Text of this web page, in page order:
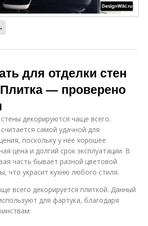
для отделки стен
— проверено
декорируются чаще всего.
самой удачной для
поскольку у нее хорошее
цена и долгий срок эксплуатации. В
часть бывает разной цветовой
что украсит кухню любого стиля.
всего декорируется плиткой. Данный
для фартука, благодаря